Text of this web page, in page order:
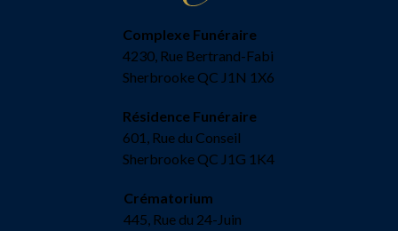
Complexe Funéraire
4230, Rue Bertrand-Fabi
Sherbrooke QC J1N 1X6
Résidence Funéraire
601, Rue du Conseil
Sherbrooke QC J1G 1K4
Crématorium
445, Rue du 24-Juin